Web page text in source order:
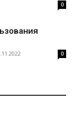
0
0